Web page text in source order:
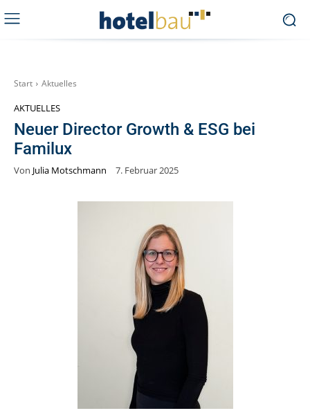
Start Aktuelles
AKTUELLES
Neuer Director Growth & ESG bei
Familux
Von Julia Motschmann 7. Februar 2025